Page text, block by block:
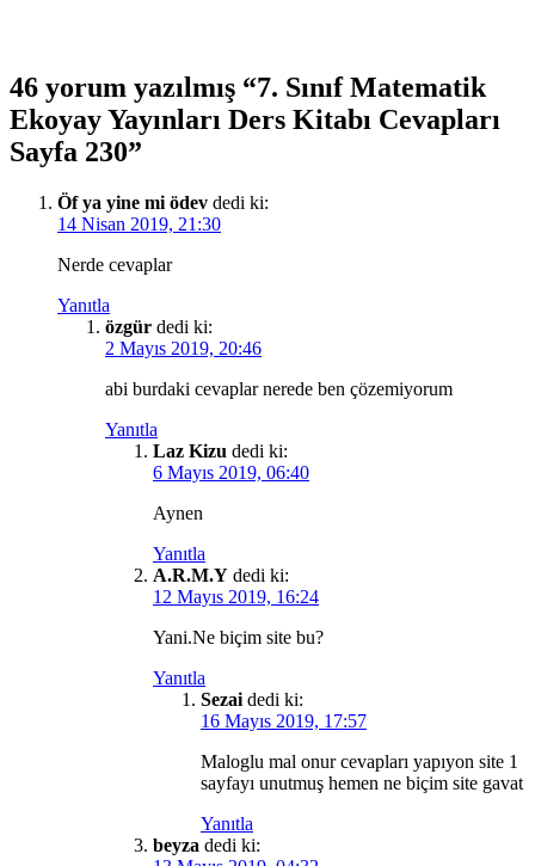
46 yorum yazılmış “7. Sınıf Matematik
Ekoyay Yayınları Ders Kitabı Cevapları
Sayfa 230”
Öf ya yine mi ödev dedi ki:
14 Nisan 2019, 21:30
Nerde cevaplar
Yanıtla
özgür dedi ki:
2 Mayıs 2019, 20:46
abi burdaki cevaplar nerede ben çözemiyorum
Yanıtla
Laz Kizu dedi ki:
6 Mayıs 2019, 06:40
Aynen
Yanıtla
A.R.M.Y dedi ki:
12 Mayıs 2019, 16:24
Yani.Ne biçim site bu?
Yanıtla
Sezai dedi ki:
16 Mayıs 2019, 17:57
Maloglu mal onur cevapları yapıyon site 1
sayfayı unutmuş hemen ne biçim site gavat
Yanıtla
beyza dedi ki: